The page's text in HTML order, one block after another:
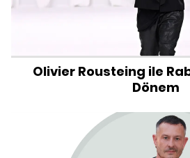
Olivier Rousteing ile
Dönem